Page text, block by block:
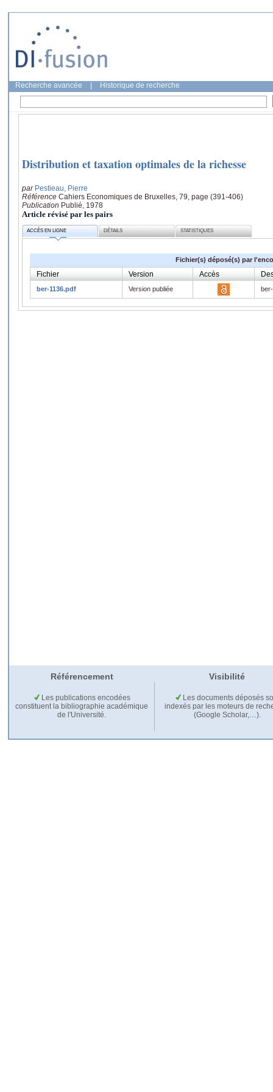
Recherche avancée Historique de recherche
Distribution et taxation optimales de la richesse
par Pestieau, Pierre
Référence Cahiers Economiques de Bruxelles, 79, page (391-406)
Publication Publié, 1978
Article révisé par les pairs
ACCÈS EN LIGNE DÉTAILS STATISTIQUES
Fichier(s) déposé(s) par
Fichier Version Accès
ber-1136.pdf Version publiée
Référencement Visibilité
Les publications encodées
constituent la bibliographie académique
de l'Université.
Les documents déposés
indexés par les moteurs de
(Google Scholar,…).